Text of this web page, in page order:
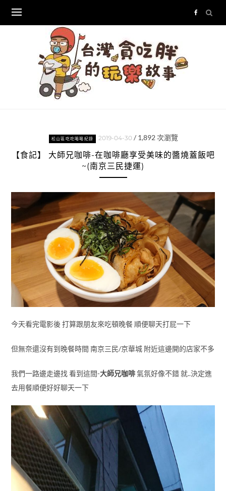
content
松山區吃吃喝喝紀錄 2019-04-30 / 1,892次瀏覽
【食記】 大師兄咖啡-在咖啡廳享受美味的醬燒蓋飯吧
~(南京三民捷運)
今天看完電影後 打算跟朋友來吃頓晚餐 順便聊天打屁一下
但無奈還沒有到晚餐時間 南京三民/京華城 附近這邊開的店家不多
我們一路邊走邊找 看到這間-大師兄咖啡氣氛好像不錯 就..決定進
去用餐順便好好聊天一下